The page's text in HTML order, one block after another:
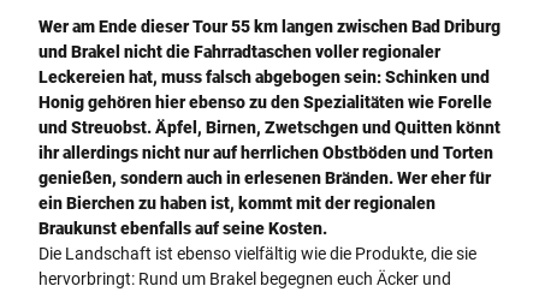
Wer am Ende dieser Tour 55 km langen zwischen Bad Driburg
und Brakel nicht die Fahrradtaschen voller regionaler
Leckereien hat, muss falsch abgebogen sein: Schinken und
Honig gehören hier ebenso zu den Spezialitäten wie Forelle
und Streuobst. Äpfel, Birnen, Zwetschgen und Quitten könnt
ihr allerdings nicht nur auf herrlichen Obstböden und Torten
genießen, sondern auch in erlesenen Bränden. Wer eher für
ein Bierchen zu haben ist, kommt mit der regionalen
Braukunst ebenfalls auf seine Kosten.
Die Landschaft ist ebenso vielfältig wie die Produkte, die sie
hervorbringt: Rund um Brakel begegnen euch Äcker und